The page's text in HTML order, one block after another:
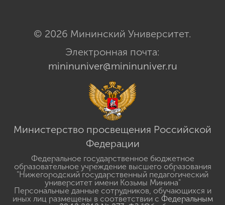
© 2026 Мининский Университет.
Электронная почта:
mininuniver@mininuniver.ru
Министерство просвещения Российской
Федерации
Федеральное государственное бюджетное
образовательное учреждение высшего образования
"Нижегородский государственный педагогический
университет имени Козьмы Минина"
Персональные данные сотрудников, обучающихся и
иных лиц размещены в соответствии с Федеральным